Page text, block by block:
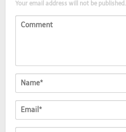
Your email address will not be published.